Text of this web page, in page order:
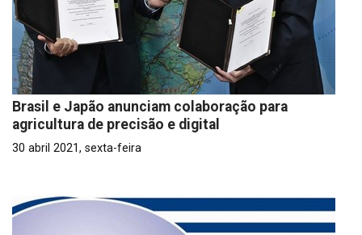
Brasil e Japão anunciam colaboração para
agricultura de precisão e digital
30 abril 2021, sexta-feira